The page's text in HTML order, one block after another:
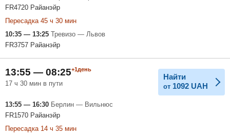
FR4720 Райанэйр
Пересадка 45 ч 30 мин
10:35 — 13:25 Тревизо — Львов
FR3757 Райанэйр
13:55 — 08:25+1день
17 ч 30 мин в пути
Найти
от 1092 UAH
13:55 — 16:30 Берлин — Вильнюс
FR1570 Райанэйр
Пересадка 14 ч 35 мин